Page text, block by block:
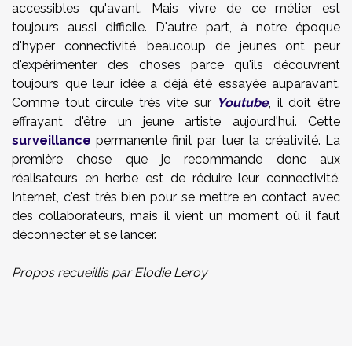
accessibles qu'avant. Mais vivre de ce métier est
toujours aussi difficile. D'autre part, à notre époque
d'hyper connectivité, beaucoup de jeunes ont peur
d'expérimenter des choses parce qu'ils découvrent
toujours que leur idée a déjà été essayée auparavant.
Comme tout circule très vite sur Youtube, il doit être
effrayant d'être un jeune artiste aujourd'hui. Cette
surveillance permanente finit par tuer la créativité. La
première chose que je recommande donc aux
réalisateurs en herbe est de réduire leur connectivité.
Internet, c'est très bien pour se mettre en contact avec
des collaborateurs, mais il vient un moment où il faut
déconnecter et se lancer.
Propos recueillis par Elodie Leroy